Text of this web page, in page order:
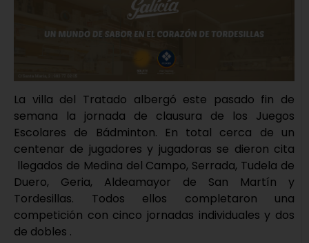
La villa del Tratado albergó este pasado fin de
semana la jornada de clausura de los Juegos
Escolares de Bádminton. En total cerca de un
centenar de jugadores y jugadoras se dieron cita
llegados de Medina del Campo, Serrada, Tudela de
Duero, Geria, Aldeamayor de San Martín y
Tordesillas. Todos ellos completaron una
competición con cinco jornadas individuales y dos
de dobles .